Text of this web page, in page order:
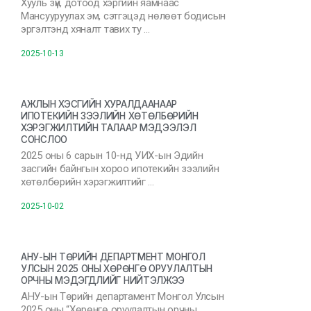
Хууль зүй, дотоод хэргийн яамнаас
Мансууруулах эм, сэтгэцэд нөлөөт бодисын
эргэлтэнд хяналт тавих ту …
2025-10-13
АЖЛЫН ХЭСГИЙН ХУРАЛДААНААР
ИПОТЕКИЙН ЗЭЭЛИЙН ХӨТӨЛБӨРИЙН
ХЭРЭГЖИЛТИЙН ТАЛААР МЭДЭЭЛЭЛ
СОНСЛОО
2025 оны 6 сарын 10-нд УИХ-ын Эдийн
засгийн байнгын хороо ипотекийн зээлийн
хөтөлбөрийн хэрэгжилтийг …
2025-10-02
АНУ-ЫН ТӨРИЙН ДЕПАРТМЕНТ МОНГОЛ
УЛСЫН 2025 ОНЫ ХӨРӨНГӨ ОРУУЛАЛТЫН
ОРЧНЫ МЭДЭГДЛИЙГ НИЙТЭЛЖЭЭ
АНУ-ын Төрийн департамент Монгол Улсын